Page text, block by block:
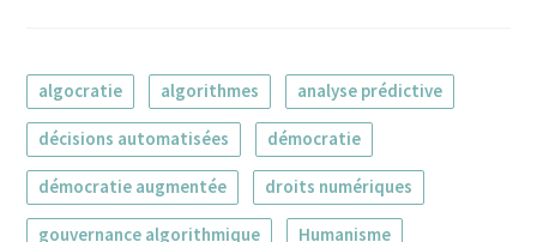
algocratie algorithmes analyse prédictive
décisions automatisées démocratie
démocratie augmentée droits numériques
gouvernance algorithmique Humanisme